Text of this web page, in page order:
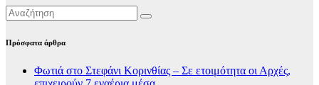
Πρόσφατα άρθρα
Φωτιά στο Στεφάνι Κορινθίας – Σε ετοιμότητα οι Αρχές,